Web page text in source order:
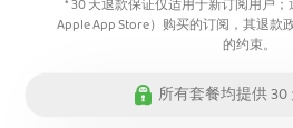
* 30 天退款保证仅适用于新订阅用户
Apple App Store）购买的订阅，其退款
的约束。
所有套餐均提供